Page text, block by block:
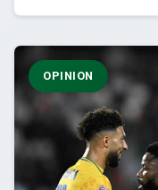
OPINION